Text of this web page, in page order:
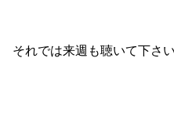
それでは来週も聴いて下さ